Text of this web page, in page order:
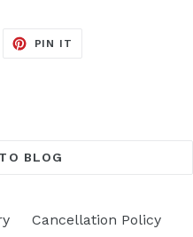
PIN IT
BLOG
Cancellation Policy